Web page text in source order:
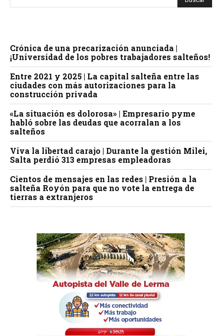
Crónica de una precarización anunciada |
¡Universidad de los pobres trabajadores salteños!
Entre 2021 y 2025 | La capital salteña entre las
ciudades con más autorizaciones para la
construcción privada
«La situación es dolorosa» | Empresario pyme
habló sobre las deudas que acorralan a los
salteños
Viva la libertad carajo | Durante la gestión Milei,
Salta perdió 313 empresas empleadoras
Cientos de mensajes en las redes | Presión a la
salteña Royón para que no vote la entrega de
tierras a extranjeros